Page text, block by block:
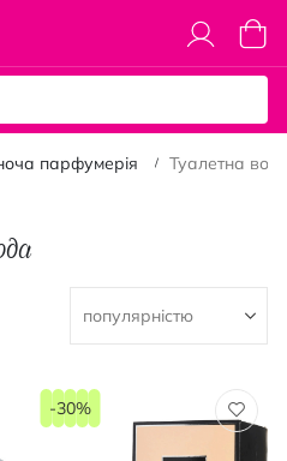
Кошик
парфумерія Туалетна
-30%